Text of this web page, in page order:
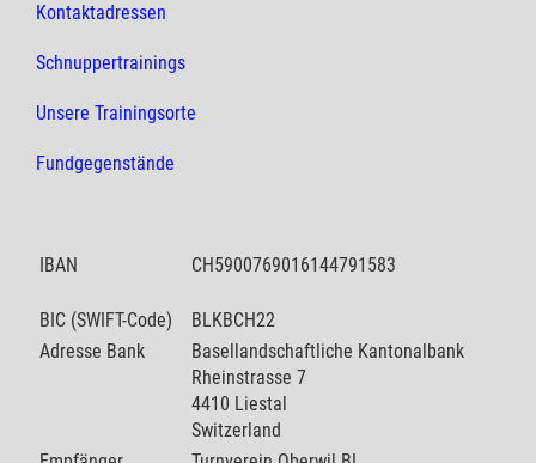
Kontaktadressen
Schnuppertrainings
Unsere Trainingsorte
Fundgegenstände
IBAN CH5900769016144791583
BIC (SWIFT-Code)
BLKBCH22
Adresse Bank
Basellandschaftliche Kantonalbank
Rheinstrasse 7
4410 Liestal
Switzerland